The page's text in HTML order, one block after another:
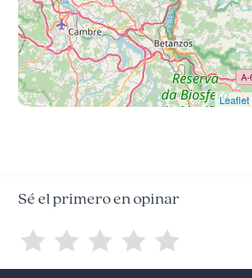
Leaflet
Sé el primero en opinar